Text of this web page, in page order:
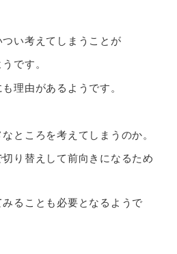
い考えてしまうことが
です。
理由があるようです。
ところを考えてしまうのか。
り替えして前向きになるため
ることも必要となるようで